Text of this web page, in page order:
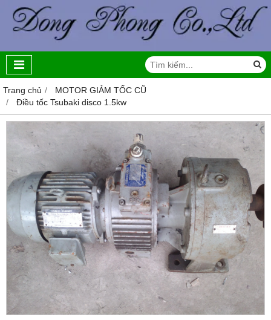
Trang chủ
MOTOR GIẢM TỐC CŨ
Điều tốc Tsubaki disco 1.5kw